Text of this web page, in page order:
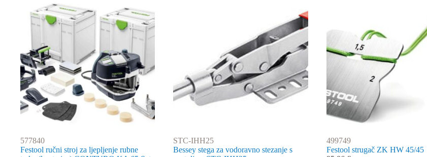
577840
Festool ručni stroj za ljepljenje rubne
STC-IHH25
Bessey stega za vodoravno stezanje s
499749
Festool strugač ZK HW 45/45